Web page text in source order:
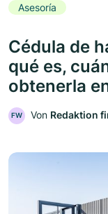
Asesoría
Cédula de
qué es,
obtenerla
FW Von Redaktion